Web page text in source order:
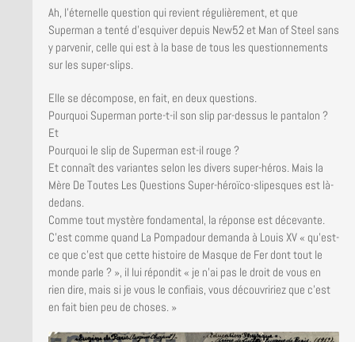
Ah, l’éternelle question qui revient régulièrement, et que
Superman a tenté d’esquiver depuis New52 et Man of Steel sans
y parvenir, celle qui est à la base de tous les questionnements
sur les super-slips.
Elle se décompose, en fait, en deux questions.
Pourquoi Superman porte-t-il son slip par-dessus le pantalon ?
Et
Pourquoi le slip de Superman est-il rouge ?
Et connaît des variantes selon les divers super-héros. Mais la
Mère De Toutes Les Questions Super-héroïco-slipesques est là-
dedans.
Comme tout mystère fondamental, la réponse est décevante.
C’est comme quand La Pompadour demanda à Louis XV « qu’est-
ce que c’est que cette histoire de Masque de Fer dont tout le
monde parle ? », il lui répondit « je n’ai pas le droit de vous en
rien dire, mais si je vous le confiais, vous découvririez que c’est
en fait bien peu de choses. »